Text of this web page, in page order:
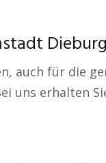
auch für die
uns erhalten